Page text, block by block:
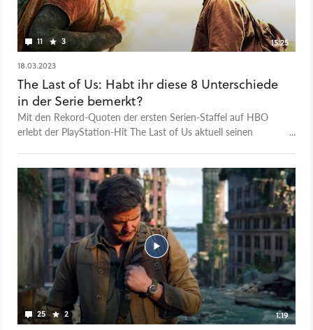
11 3
15:25
18.03.2023
The Last of Us: Habt ihr diese 8 Unterschiede
in der Serie bemerkt?
Mit den Rekord-Quoten der ersten Serien-Staffel auf HBO
erlebt der PlayStation-Hit The Last of Us aktuell seinen
nach, und schon damals blieb beim ergreifenden Trip durch
die postapokalyptischen USA kein Auge trocken. Aber wenn
die Serie jetzt nur genau die gleiche Geschichte nochmal
erzählt - sollte man die dann als Spiele-Fan überhaupt
nochmal anschauen? Und gibt’s andersherum auch Gründe,
das Spiel nachzuholen, wenn man jetzt von der Serie total
begeistert ist? Wir finden: Aber sowas von! In diesem Video
zeigt euch Michi, welche kleinen und großen Unterschiede es
zwischen beiden Adaptionen gibt - und wieso Spiel und Serie
zu kennen dazu führt, dass die ganze Story nochmal ein
stimmigeres Gesamtbild ergibt.
25 2
1:19